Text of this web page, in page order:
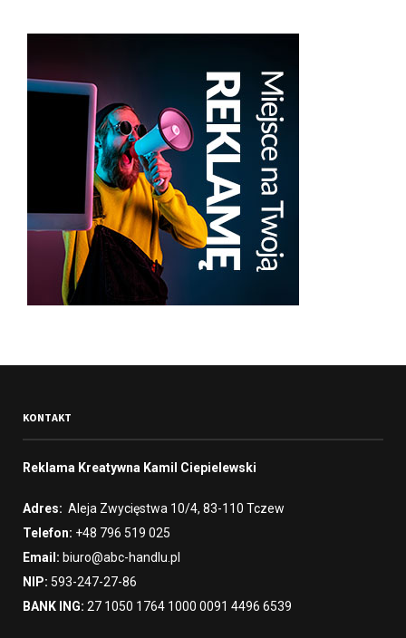
KONTAKT
Reklama Kreatywna Kamil Ciepielewski
Adres: Aleja Zwycięstwa 10/4, 83-110 Tczew
Telefon: +48 796 519 025
Email: biuro@abc-handlu.pl
NIP: 593-247-27-86
BANK ING: 27 1050 1764 1000 0091 4496 6539